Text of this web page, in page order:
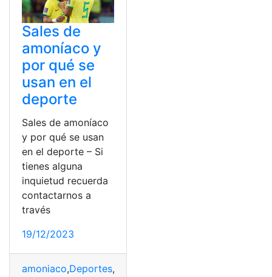
Sales de
amoníaco y
por qué se
usan en el
deporte
Sales de amoníaco
y por qué se usan
en el deporte – Si
tienes alguna
inquietud recuerda
contactarnos a
través
19/12/2023
amoniaco,Deportes,